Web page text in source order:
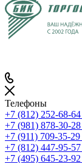
Телефоны
+7 (812) 252-68-64
+7 (981) 878-30-28
+7 (911) 709-35-29
+7 (812) 447-95-57
+7 (495) 645-23-92